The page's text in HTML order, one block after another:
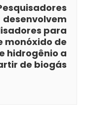
desenvolvem
para
monóxido de
hidrogênio a
de biogás